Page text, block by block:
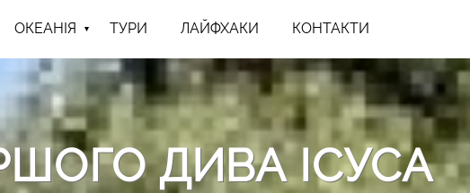
ОКЕАНІЯ ТУРИ ЛАЙФХАКИ КОНТАКТИ
ДИВА ІСУСА